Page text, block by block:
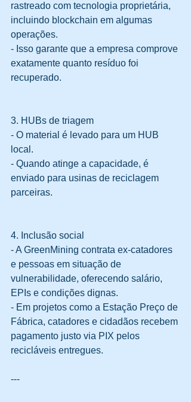
rastreado com tecnologia proprietária,
incluindo blockchain em algumas
operações.
- Isso garante que a empresa comprove
exatamente quanto resíduo foi
recuperado.
3. HUBs de triagem
- O material é levado para um HUB
local.
- Quando atinge a capacidade, é
enviado para usinas de reciclagem
parceiras.
4. Inclusão social
- A GreenMining contrata ex‑catadores
e pessoas em situação de
vulnerabilidade, oferecendo salário,
EPIs e condições dignas.
- Em projetos como a Estação Preço de
Fábrica, catadores e cidadãos recebem
pagamento justo via PIX pelos
recicláveis entregues.
---